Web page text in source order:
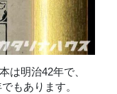
は明治42年で、
もあります。